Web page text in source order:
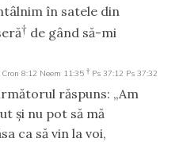
în satele din
† de gând să-mi
Cron 8:12 Neem 11:35 † Ps 37:12 Ps 37:32
răspuns: „Am
şi nu pot să mă
ca să vin la voi,